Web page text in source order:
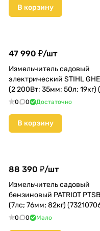
В корзину
47 990 ₽/шт
Измельчитель садовый
электрический STIHL
(2 200Вт; 35мм; 50л; 19кг)
011-1175)
0 0 Достаточно
В корзину
88 390 ₽/шт
Измельчитель садовый
бензиновый PATRIOT
(7лс; 76мм; 82кг)
0 0 Мало